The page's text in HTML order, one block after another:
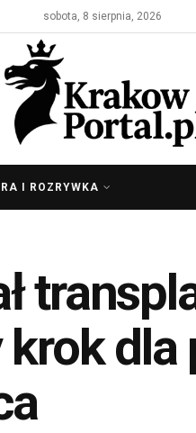
sobota, 8 sierpnia, 2026
I ROZRYWKA